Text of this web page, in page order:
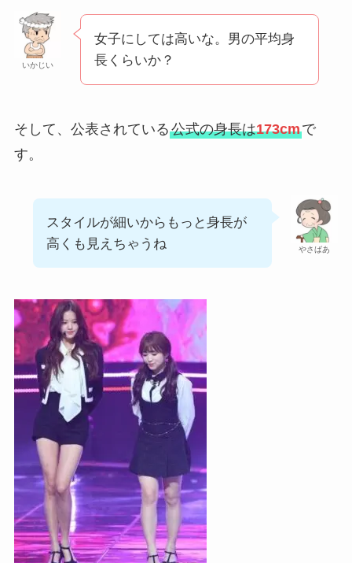
いかじい
女子にしては高いな。男の平均身
長くらいか？
そして、公表されている公式の身長は173cmで
す。
やさばあ
スタイルが細いからもっと身長が
高くも見えちゃうね